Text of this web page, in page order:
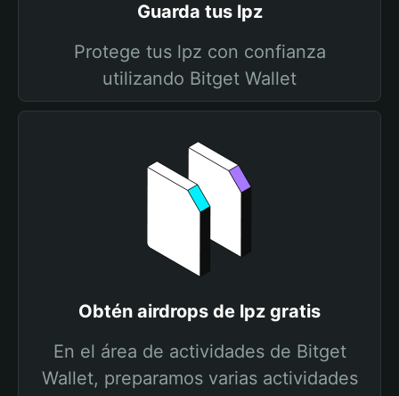
Guarda tus lpz
Protege tus lpz con confianza
utilizando Bitget Wallet
Obtén airdrops de lpz gratis
En el área de actividades de Bitget
Wallet, preparamos varias actividades